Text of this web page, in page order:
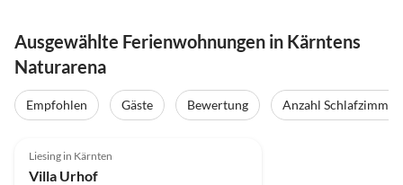
Ausgewählte Ferienwohnungen in Kärntens
Naturarena
Empfohlen Gäste Bewertung Anzahl Schlafzimmer
Liesing in Kärnten
Villa Urhof